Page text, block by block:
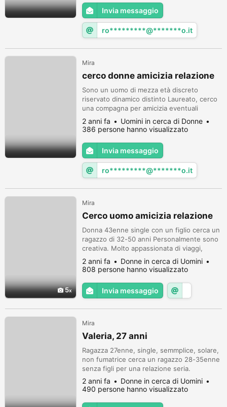
Invia messaggio
ro*********@*******o.it
Mira
cerco donne amicizia relazione
Sono un uomo di mezza età discreto
riservato dinamico distinto Laureato, cerco
una compagna per amicizia eventuali
sviluppi. Distinti saluti Roberto
2 anni fa
Uomini in cerca di Donne
386 persone hanno visualizzato
Invia messaggio
ro*********@*******o.it
5
Mira
Cerco uomo amicizia relazione
Donna 43enne single con un figlio cerca un
ragazzo di 32-50 anni Personalmente sono
creativa. Molto appassionata di viaggi,
romanticismo. Il rapporto riguarda le
preoccupazioni e il coinvolgimento degli
uomini, apprezzo l'onestà, il rapporto
intelligente, divertente e fiducioso. Se tu
onesto, tenuto nella vita, vuoi dare e
2 anni fa
Donne in cerca di Uomini
808 persone hanno visualizzato
Invia messaggio
Mira
Valeria, 27 anni
Ragazza 27enne, single, semmplice, solare,
non fumatrice cerca un ragazzo 28-35enne
senza figli per una relazione seria.
2 anni fa
Donne in cerca di Uomini
490 persone hanno visualizzato